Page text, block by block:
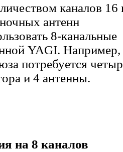
каналов 16
антенн
8-канальные
YAGI. Например,
потребуется
и 4 антенны.
на 8 каналов